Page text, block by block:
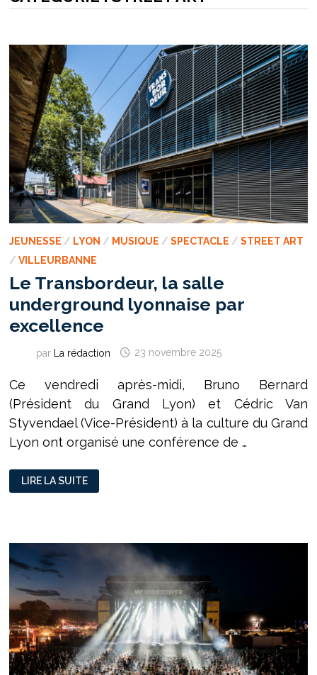
JEUNESSE / LYON / MUSIQUE / SPECTACLE / STREET ART
/ VILLEURBANNE
Le Transbordeur, la salle
underground lyonnaise par
excellence
par La rédaction 23 novembre 2025
Ce vendredi après-midi, Bruno Bernard
(Président du Grand Lyon) et Cédric Van
Styvendael (Vice-Président) à la culture du Grand
Lyon ont organisé une conférence de …
LE
TRANSBORDEUR,
LA
EXCELLENCE
LIRE LA SUITE